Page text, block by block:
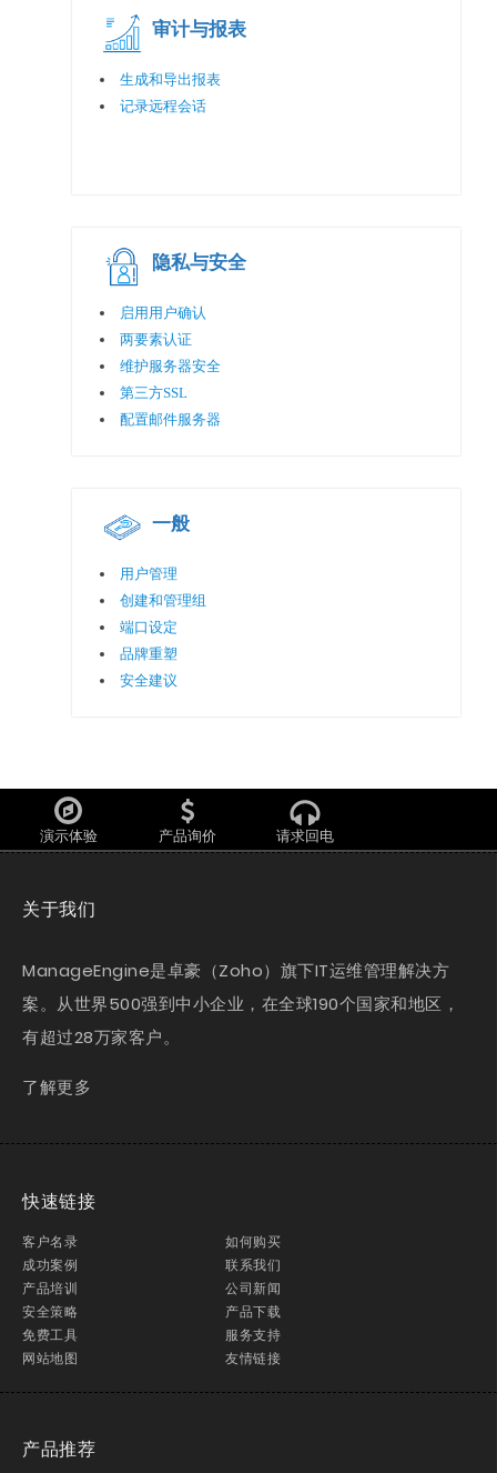
审计与报表
生成和导出报表
记录远程会话
隐私与安全
启用用户确认
两要素认证
维护服务器安全
第三方SSL
配置邮件服务器
一般
用户管理
创建和管理组
端口设定
品牌重塑
安全建议
演示体验 产品询价 请求回电
关于我们
ManageEngine是卓豪（Zoho）旗下IT运维管理解决方
案。从世界500强到中小企业，在全球190个国家和地区，
有超过28万家客户。
了解更多
快速链接
客户名录
成功案例
产品培训
安全策略
免费工具
网站地图
如何购买
联系我们
公司新闻
产品下载
服务支持
友情链接
产品推荐